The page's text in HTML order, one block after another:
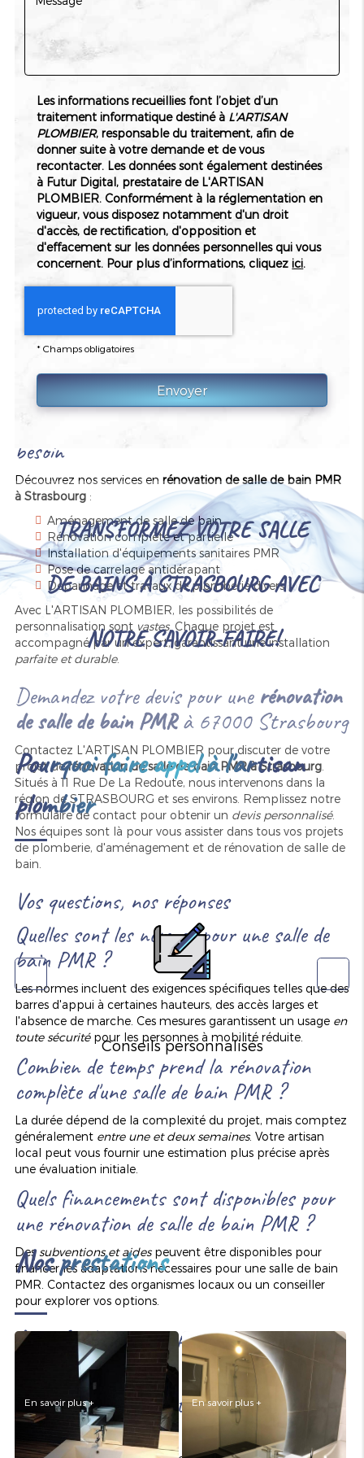
Certaines installations sont-elles plus
résistantes pour une salle de bain PMR ?
garantir ladurabilité et la sécurité. Les matériaux
antidérapants pour le sol et les barres d'appui solides sont
essentiels. Il existe sur le marché diverses solutions
éprouvées pour assurer la sécurité de tous les utilisateurs.
Investir dans des matériaux de qualitépeut prévenir des
réparations coûteuses à long terme.
Quelles options de design sont disponibles
pour une salle de bain PMR à Strasbourg
Les designs modernes ne sacrifient plus l'esthétique pour
l'accessibilité. Nous offrons des solutions de conception qui
optent pour des cabines de douche sans marche ou des
lavabos ajustables en hauteur. Ces solutions s'intègrent
harmonieusementà tout intérieur sans compromettre
l'apparence.
besoin
Découvrez nos services en rénovation de salle de bain PMR
à Strasbourg:
Aménagement de salle de bain
Rénovation complète et partielle
Installation d'équipements sanitaires PMR
Pose de carrelage antidérapant
Dépannage et travaux de plomberie divers
Avec L'ARTISAN PLOMBIER, les possibilités de
personnalisation sont vastes. Chaque projet est
accompagné par un expert, garantissant une installation
parfaite et durable.
Demandez votre devis pour une rénovation
de salle de bain PMRà 67000 Strasbourg
Contactez L'ARTISAN PLOMBIER pour discuter de votre
projet derénovation de salle de bain PMR à Strasbourg.
Situés à 11 Rue De La Redoute, nous intervenons dans la
région de STRASBOURG et ses environs. Remplissez notre
formulaire de contact pour obtenir un devis personnalisé.
Nos équipes sont là pour vous assister dans tous vos projets
de plomberie, d'aménagement et de rénovation de salle de
bain.
Vos questions, nos réponses
Quelles sont les normes pour une salle de
bain PMR ?
Les normes incluent des exigences spécifiques telles que des
barres d'appui à certaines hauteurs, des accès larges et
l'absence de marche. Ces mesures garantissent un usage en
toute sécuritépour les personnes à mobilité réduite.
Combien de temps prend la rénovation
complète d'une salle de bain PMR ?
La durée dépend de la complexité du projet, mais comptez
généralement entre une et deux semaines. Votre artisan
local peut vous fournir une estimation plus précise après
une évaluation initiale.
Quels financements sont disponibles pour
une rénovation de salle de bain PMR ?
Dessubventions et aidespeuvent être disponibles pour
financer les adaptations nécessaires pour une salle de bain
PMR. Contactez des organismes locaux ou un conseiller
pour explorer vos options.
Approfondir notre expertise en rénovation
de salle de bain PMR à Strasbourg
Avantages et innovations dans la
rénovation PMR
Les informations recueillies font l’objet d’un
traitement informatique destiné à L'ARTISAN
PLOMBIER, responsable du traitement, afin de
donner suite à votre demande et de vous
recontacter. Les données sont également destinées
à Futur Digital, prestataire de L'ARTISAN
PLOMBIER. Conformément à la réglementation en
vigueur, vous disposez notamment d'un droit
d'accès, de rectification, d'opposition et
d'effacement sur les données personnelles qui vous
concernent. Pour plus d’informations, cliquezici.
*Champs obligatoires
TRANSFORMEZ VOTRE SALLE
DE BAINS À STRASBOURG AVEC
NOTRE SAVOIR-FAIRE!
Pourquoi faire appel à l'artisan
plombier
Conseils personnalisés
Nos prestations
AMÉNAGEMENT DE SALLE
DE BAINS
En savoir plus +
RÉNOVATION DE SALLE DE
BAINS
En savoir plus +
POSE D'ÉLÉMENTS
SANITAIRES
POSE DE CARRELAGE